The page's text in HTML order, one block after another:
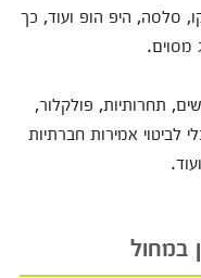
סלסה, היפ הופ ועוד, כך
מסוים.
תחרותיות, פולקלור,
לביטוי אמירות חברתיות
במחול